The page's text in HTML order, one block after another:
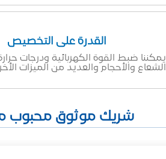
القدرة على التخصيص
يمكننا ضبط القوة الكهربائية ودرجات حرارة
الشعاع والأحجام والعديد من الميزات
شريك موثوق محبوب من قبل 1000+ عميل في